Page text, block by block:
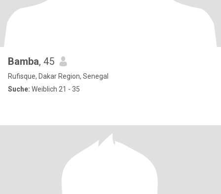
Bamba, 45
Rufisque, Dakar Region, Senegal
Suche: Weiblich 21 - 35